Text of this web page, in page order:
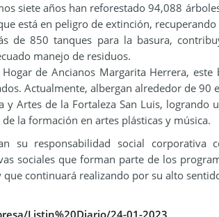
siete años han reforestado 94,088
está en peligro de extinción,
de 850 tanques para la basura,
manejo de residuos.
Hogar de Ancianos Margarita Herrera,
Actualmente, albergan alrededor de 90
y Artes de la Fortaleza San Luis,
la formación en artes plásticas y música.
su responsabilidad social
sociales que forman parte de los
continuará realizando por su alto
Listin%20Diario/24-01-2023